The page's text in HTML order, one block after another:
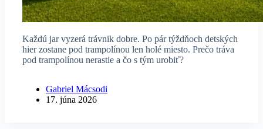
Každú jar vyzerá trávnik dobre. Po pár týždňoch detských
hier zostane pod trampolínou len holé miesto. Prečo tráva
pod trampolínou nerastie a čo s tým urobiť?
Gabriel Mácsodi
17. júna 2026